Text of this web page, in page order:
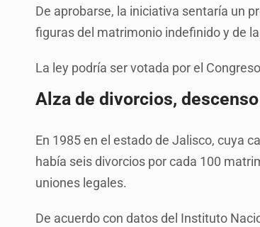
De aprobarse, la iniciativa sentaría un
figuras del matrimonio indefinido y de
La ley podría ser votada por el
Alza de divorcios,
En 1985 en el estado de Jalisco, cuya
había seis divorcios por cada 100
uniones legales.
De acuerdo con datos del Instituto